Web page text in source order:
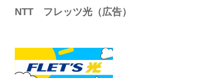
NTT フレッツ光（広告）